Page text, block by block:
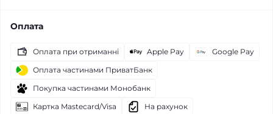
Оплата
Оплата при отриманні Apple Pay
Google Pay
Оплата частинами ПриватБанк
Покупка частинами Монобанк
Картка Mastecard/Visa
На рахунок